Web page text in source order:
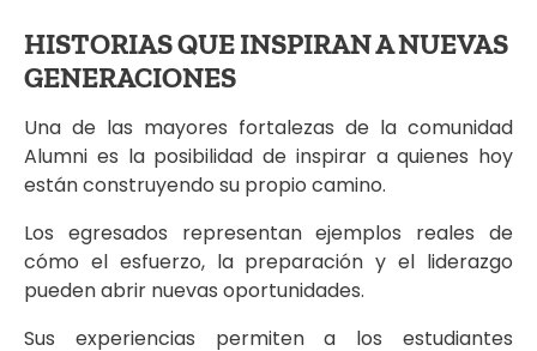
HISTORIAS QUE INSPIRAN A NUEVAS
GENERACIONES
Una de las mayores fortalezas de la comunidad
Alumni es la posibilidad de inspirar a quienes hoy
están construyendo su propio camino.
Los egresados representan ejemplos reales de
cómo el esfuerzo, la preparación y el liderazgo
pueden abrir nuevas oportunidades.
Sus experiencias permiten a los estudiantes